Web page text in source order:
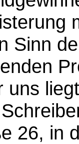
Sinn
uns
26, in